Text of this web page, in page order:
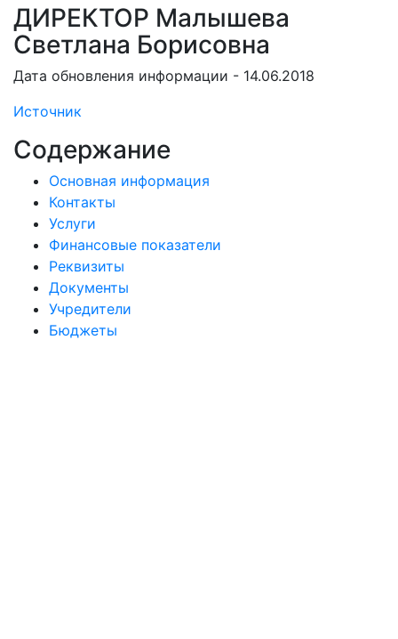
ДИРЕКТОР Малышева
Светлана Борисовна
Дата обновления информации - 14.06.2018
Источник
Содержание
Основная информация
Контакты
Услуги
Финансовые показатели
Реквизиты
Документы
Учредители
Бюджеты